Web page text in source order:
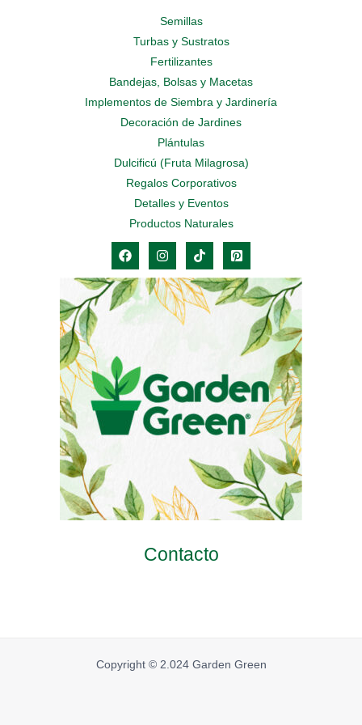
Semillas
Turbas y Sustratos
Fertilizantes
Bandejas, Bolsas y Macetas
Implementos de Siembra y Jardinería
Decoración de Jardines
Plántulas
Dulcificú (Fruta Milagrosa)
Regalos Corporativos
Detalles y Eventos
Productos Naturales
Contacto
Copyright © 2.024 Garden Green